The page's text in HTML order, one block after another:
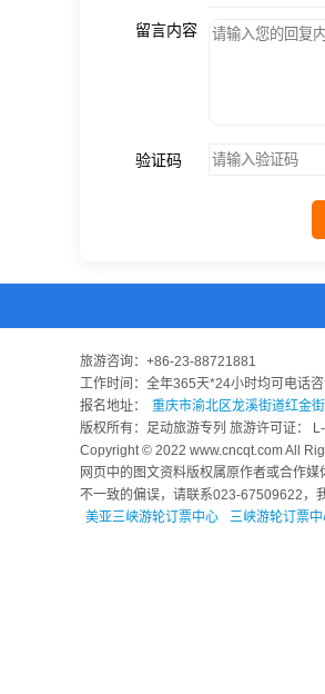
留言内容
验证码
旅游咨询： +86-23-88721881
工作时间：全年365天*24小时均可电话
报名地址：
重庆市渝北区龙溪街道红金
版权所有：足动旅游专列 旅游许可证：
Copyright © 2022 www.cncqt.com All
网页中的图文资料版权属原作者或合作
不一致的偏误，请联系023-67509622，
美亚三峡游轮订票中心
三峡游轮订票